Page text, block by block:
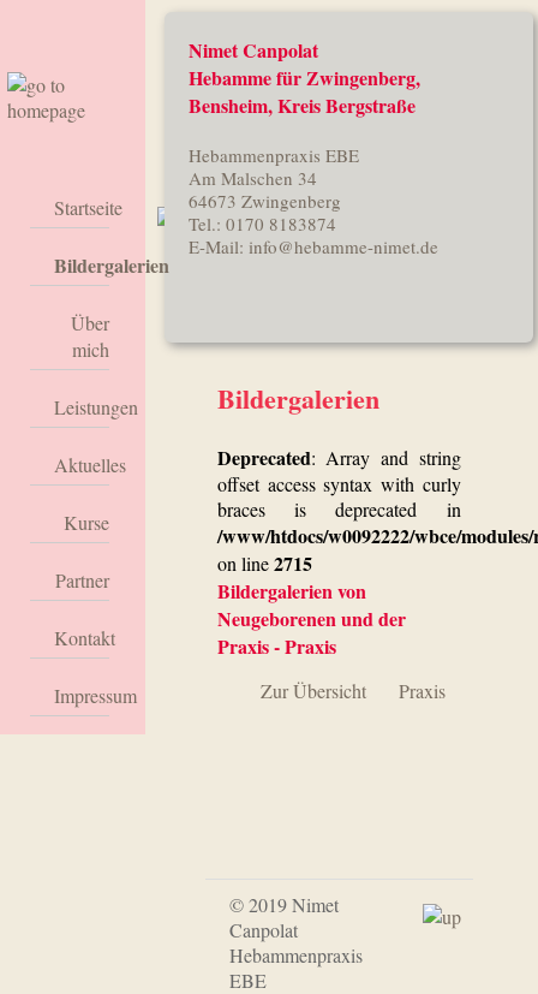
Startseite
Bildergalerien
Über
mich
Leistungen
Aktuelles
Kurse
Partner
Kontakt
Impressum
Neugeborenen-Galerie
Nimet Canpolat
Hebamme für Zwingenberg,
Bensheim, Kreis Bergstraße
Hebammenpraxis EBE
Am Malschen 34
64673 Zwingenberg
Tel.: 0170 8183874
E-Mail:info@hebamme-nimet.de
Bildergalerien
Deprecated: Array and string
offset access syntax with curly
braces is deprecated in
/www/htdocs/w0092222/wbce/
on line2715
Bildergalerien von
Neugeborenen und der
Praxis - Praxis
Zur Übersicht Praxis
© 2019 Nimet
Canpolat
Hebammenpraxis
EBE